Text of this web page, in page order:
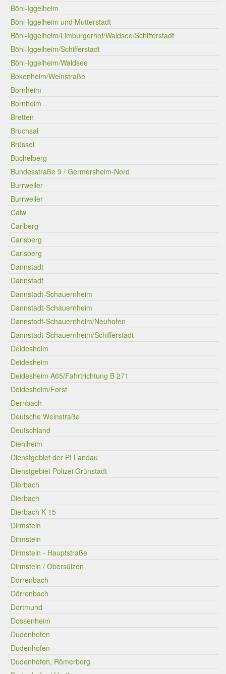
Böhl-Iggelheim
Böhl-Iggelheim und Mutterstadt
Böhl-Iggelheim/Limburgerhof/Waldsee/Schifferstadt
Böhl-Iggelheim/Schifferstadt
Böhl-Iggelheim/Waldsee
Bokenheim/Weinstraße
Bornheim
Bornheim
Bretten
Bruchsal
Brüssel
Büchelberg
Bundesstraße 9 / Germersheim-Nord
Burrweiler
Burrweiler
Calw
Carlberg
Carlsberg
Carlsberg
Dannstadt
Dannstadt
Dannstadt-Schauernheim
Dannstadt-Schauernheim
Dannstadt-Schauernheim/Neuhofen
Dannstadt-Schauernheim/Schifferstadt
Deidesheim
Deidesheim
Deidesheim A65/Fahrtrichtung B 271
Deidesheim/Forst
Dernbach
Deutsche Weinstraße
Deutschland
Diehlheim
Dienstgebiet der PI Landau
Dienstgebiet Polizei Grünstadt
Dierbach
Dierbach
Dierbach K 15
Dirmstein
Dirmstein
Dirmstein - Hauptstraße
Dirmstein / Obersülzen
Dörrenbach
Dörrenbach
Dortmund
Dossenheim
Dudenhofen
Dudenhofen
Dudenhofen, Römerberg